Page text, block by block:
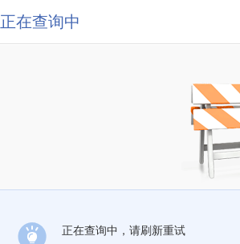
正在查询中
正在查询中，请刷新重试